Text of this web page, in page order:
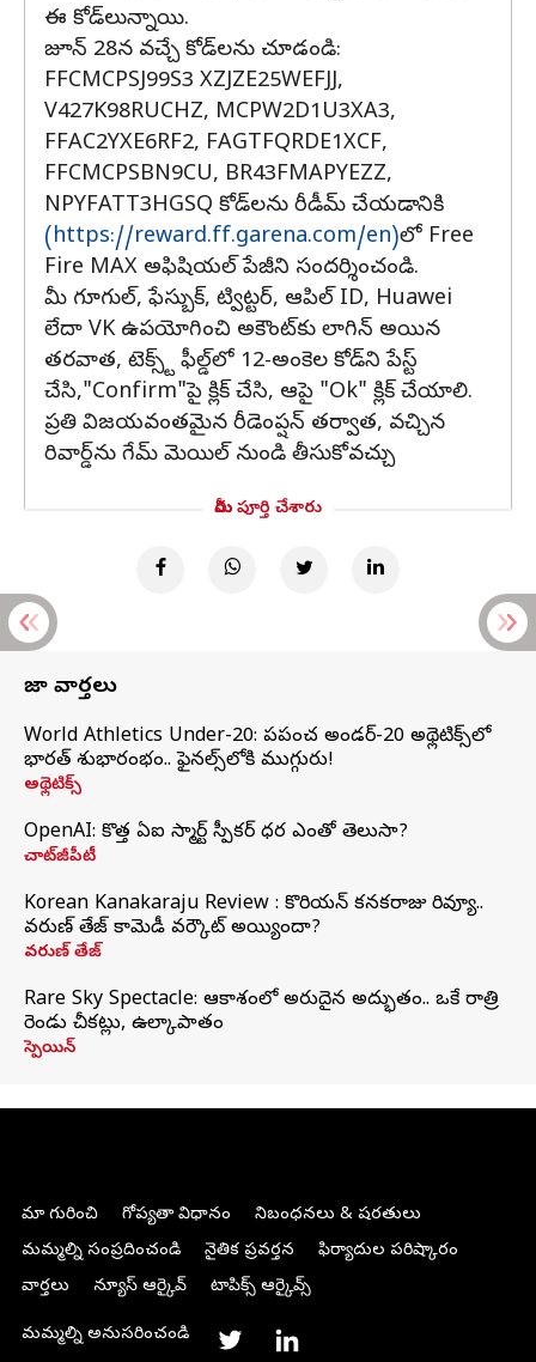
ఈ కోడ్‌లున్నాయి.
జూన్ 28న వచ్చే కోడ్‌లను చూడండి:
FFCMCPSJ99S3 XZJZE25WEFJJ,
V427K98RUCHZ, MCPW2D1U3XA3,
FFAC2YXE6RF2, FAGTFQRDE1XCF,
FFCMCPSBN9CU, BR43FMAPYEZZ,
NPYFATT3HGSQ కోడ్‌లను రీడీమ్ చేయడానికి
(https://reward.ff.garena.com/en)లో Free
Fire MAX అఫిషియల్ పేజీని సందర్శించండి.
మీ గూగుల్, ఫేస్బుక్, ట్విట్టర్, ఆపిల్ ID, Huawei
లేదా VK ఉపయోగించి అకౌంట్‌కు లాగిన్ అయిన
తరవాత, టెక్స్ట్ ఫీల్డ్‌లో 12-అంకెల కోడ్‌ని పేస్ట్
చేసి,"Confirm"పై క్లిక్ చేసి, ఆపై "Ok" క్లిక్ చేయాలి.
ప్రతి విజయవంతమైన రీడెంప్షన్ తర్వాత, వచ్చిన
రివార్డ్‌ను గేమ్ మెయిల్ నుండి తీసుకోవచ్చు
మీరు పూర్తి చేశారు
తాజా వార్తలు
World Athletics Under-20: ప్రపంచ అండర్-20 అథ్లెటిక్స్‌లో
భారత్‌ శుభారంభం.. ఫైనల్స్‌లోకి ముగ్గురు!
అథ్లెటిక్స్
OpenAI: కొత్త ఏఐ స్మార్ట్ స్పీకర్ ధర ఎంతో తెలుసా?
చాట్‌జీపీటీ
Korean Kanakaraju Review : కొరియన్ కనకరాజు రివ్యూ..
వరుణ్ తేజ్ కామెడీ వర్కౌట్ అయ్యిందా?
వరుణ్ తేజ్
Rare Sky Spectacle: ఆకాశంలో అరుదైన అద్భుతం.. ఒకే రాత్రి
రెండు చీకట్లు, ఉల్కాపాతం
స్పెయిన్
మా గురించి గోప్యతా విధానం
నిబంధనలు & షరతులు
మమ్మల్ని సంప్రదించండి
నైతిక ప్రవర్తన
ఫిర్యాదుల పరిష్కారం
వార్తలు
న్యూస్ ఆర్కైవ్ టాపిక్స్ ఆర్కైవ్స్
మమ్మల్ని అనుసరించండి